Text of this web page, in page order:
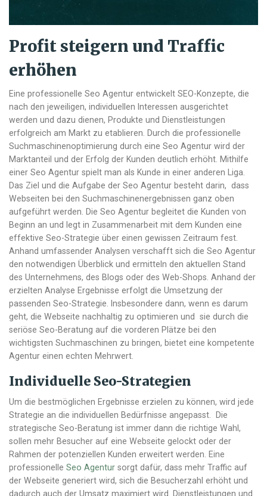
Profit steigern und Traffic
erhöhen
Eine professionelle Seo Agentur entwickelt SEO-Konzepte, die
nach den jeweiligen, individuellen Interessen ausgerichtet
werden und dazu dienen, Produkte und Dienstleistungen
erfolgreich am Markt zu etablieren. Durch die professionelle
Suchmaschinenoptimierung durch eine Seo Agentur wird der
Marktanteil und der Erfolg der Kunden deutlich erhöht. Mithilfe
einer Seo Agentur spielt man als Kunde in einer anderen Liga.
Das Ziel und die Aufgabe der Seo Agentur besteht darin, dass
Webseiten bei den Suchmaschinenergebnissen ganz oben
aufgeführt werden. Die Seo Agentur begleitet die Kunden von
Beginn an und legt in Zusammenarbeit mit dem Kunden eine
effektive Seo-Strategie über einen gewissen Zeitraum fest.
Anhand umfassender Analysen verschafft sich die Seo Agentur
den notwendigen Überblick und ermitteln den aktuellen Stand
des Unternehmens, des Blogs oder des Web-Shops. Anhand der
erzielten Analyse Ergebnisse erfolgt die Umsetzung der
passenden Seo-Strategie. Insbesondere dann, wenn es darum
geht, die Webseite nachhaltig zu optimieren und sie durch die
seriöse Seo-Beratung auf die vorderen Plätze bei den
wichtigsten Suchmaschinen zu bringen, bietet eine kompetente
Agentur einen echten Mehrwert.
Individuelle Seo-Strategien
Um die bestmöglichen Ergebnisse erzielen zu können, wird jede
Strategie an die individuellen Bedürfnisse angepasst. Die
strategische Seo-Beratung ist immer dann die richtige Wahl,
sollen mehr Besucher auf eine Webseite gelockt oder der
Rahmen der potenziellen Kunden erweitert werden. Eine
professionelle Seo Agentur sorgt dafür, dass mehr Traffic auf
der Webseite generiert wird, sich die Besucherzahl erhöht und
dadurch auch der Umsatz maximiert wird. Dienstleistungen und